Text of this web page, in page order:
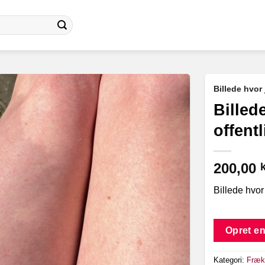
Billede
200,00
Billede
Opret
Kategori: